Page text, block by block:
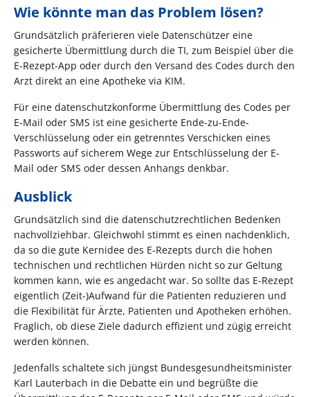
Wie könnte man das Problem lösen?
Grundsätzlich präferieren viele Datenschützer eine
gesicherte Übermittlung durch die TI, zum Beispiel über die
E-Rezept-App oder durch den Versand des Codes durch den
Arzt direkt an eine Apotheke via KIM.
Für eine datenschutzkonforme Übermittlung des Codes per
E-Mail oder SMS ist eine gesicherte Ende-zu-Ende-
Verschlüsselung oder ein getrenntes Verschicken eines
Passworts auf sicherem Wege zur Entschlüsselung der E-
Mail oder SMS oder dessen Anhangs denkbar.
Ausblick
Grundsätzlich sind die datenschutzrechtlichen Bedenken
nachvollziehbar. Gleichwohl stimmt es einen nachdenklich,
da so die gute Kernidee des E-Rezepts durch die hohen
technischen und rechtlichen Hürden nicht so zur Geltung
kommen kann, wie es angedacht war. So sollte das E-Rezept
eigentlich (Zeit-)Aufwand für die Patienten reduzieren und
die Flexibilität für Ärzte, Patienten und Apotheken erhöhen.
Fraglich, ob diese Ziele dadurch effizient und zügig erreicht
werden können.
Jedenfalls schaltete sich jüngst Bundesgesundheitsminister
Karl Lauterbach in die Debatte ein und begrüßte die